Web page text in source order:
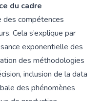
du cadre
des compétences
Cela s’explique par
exponentielle des
des méthodologies
inclusion de la data
des phénomènes